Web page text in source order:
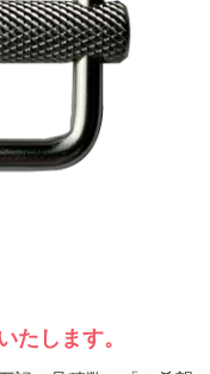
たします。